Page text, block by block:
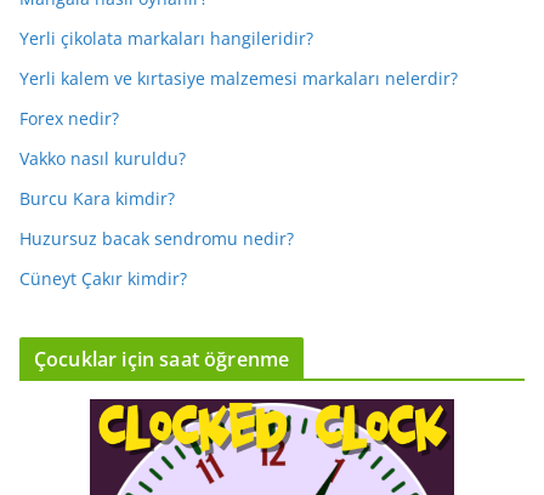
Yerli çikolata markaları hangileridir?
Yerli kalem ve kırtasiye malzemesi markaları nelerdir?
Forex nedir?
Vakko nasıl kuruldu?
Burcu Kara kimdir?
Huzursuz bacak sendromu nedir?
Cüneyt Çakır kimdir?
Çocuklar için saat öğrenme